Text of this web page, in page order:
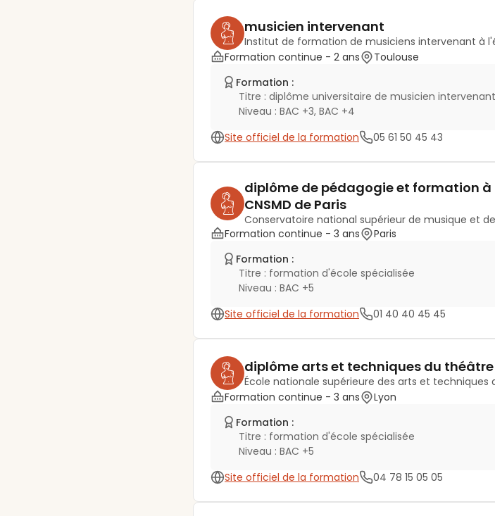
musicien intervenant
Institut de formation de musiciens intervenant à
Formation continue - 2 ans
Toulouse
Formation :
Titre : diplôme universitaire de musicien intervenant
Niveau : BAC +3, BAC +4
Site officiel de la formation
05 61 50 45 43
diplôme de pédagogie et formation
CNSMD de Paris
Conservatoire national supérieur de musique et
Formation continue - 3 ans
Paris
Formation :
Titre : formation d'école spécialisée
Niveau : BAC +5
Site officiel de la formation
01 40 40 45 45
diplôme arts et techniques du
École nationale supérieure des arts et techniques
Formation continue - 3 ans
Lyon
Formation :
Titre : formation d'école spécialisée
Niveau : BAC +5
Site officiel de la formation
04 78 15 05 05